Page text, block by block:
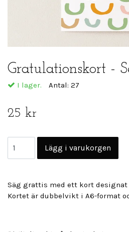
Gratulationskort -
I lager. Antal: 27
25 kr
Säg grattis med ett kort designat
Kortet är dubbelvikt i A6-format